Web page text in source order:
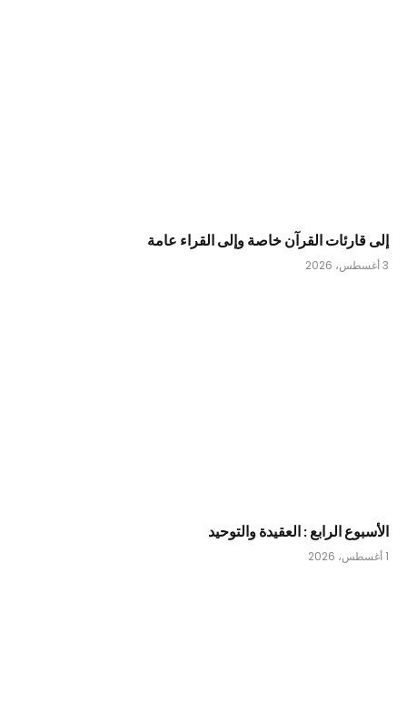
إلى قارئات القرآن خاصة وإلى القراء عامة
3 أغسطس، 2026
الأسبوع الرابع : العقيدة والتوحيد
1 أغسطس، 2026